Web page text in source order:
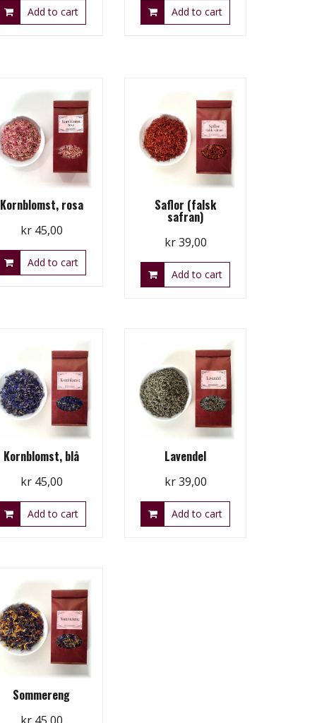
Add to cart Add to cart
Kornblomst, rosa
kr45,00
Add to cart
Saflor (falsk
safran)
kr39,00
Add to cart
Kornblomst, blå
kr45,00
Add to cart
Lavendel
kr39,00
Add to cart
Sommereng